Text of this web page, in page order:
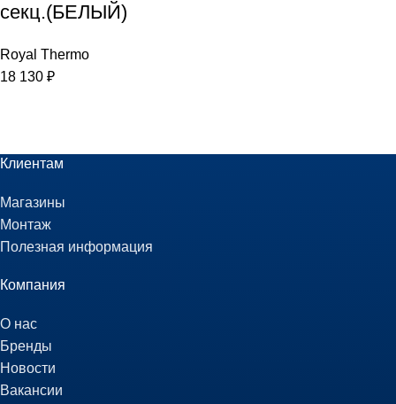
секц.(БЕЛЫЙ)
Royal Thermo
18 130 ₽
Клиентам
Магазины
Монтаж
Полезная информация
Компания
О нас
Бренды
Новости
Вакансии